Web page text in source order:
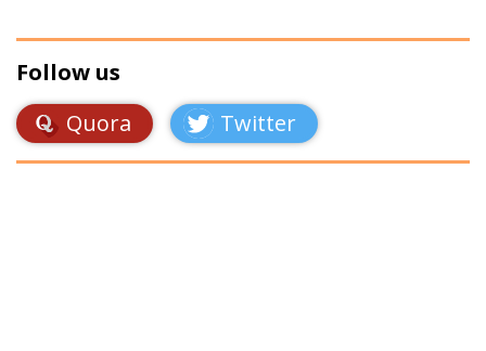
Follow us
Quora
Twitter